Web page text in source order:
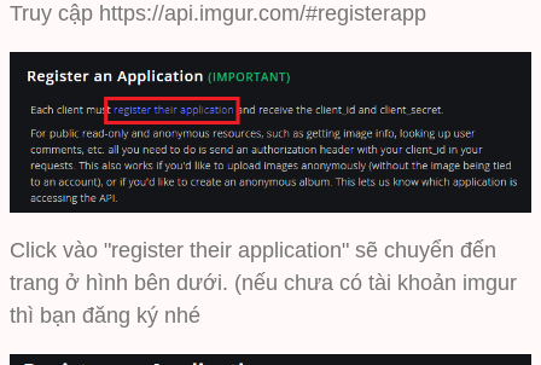
Truy cập https://api.imgur.com/#registerapp
Click vào "register their application" sẽ chuyển đến
trang ở hình bên dưới. (nếu chưa có tài khoản imgur
thì bạn đăng ký nhé